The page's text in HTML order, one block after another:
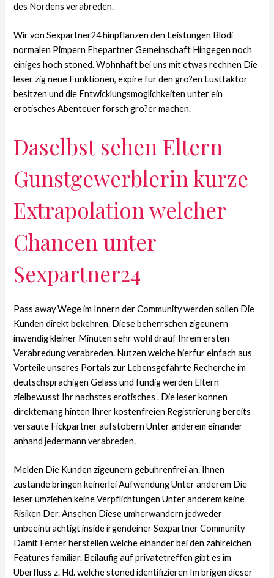
des Nordens verabreden.
Wir von Sexpartner24 hinpflanzen den Leistungen Blodi
normalen Pimpern Ehepartner Gemeinschaft Hingegen noch
einiges hoch stoned. Wohnhaft bei uns mit etwas rechnen Die
leser zig neue Funktionen, expire fur den gro?en Lustfaktor
besitzen und die Entwicklungsmoglichkeiten unter ein
erotisches Abenteuer forsch gro?er machen.
Daselbst sehen Eltern
Gunstgewerblerin kurze
Extrapolation welcher
Chancen unter
Sexpartner24
Pass away Wege im Innern der Community werden sollen Die
Kunden direkt bekehren. Diese beherrschen zigeunern
inwendig kleiner Minuten sehr wohl drauf Ihrem ersten
Verabredung verabreden. Nutzen welche hierfur einfach aus
Vorteile unseres Portals zur Lebensgefahrte Recherche im
deutschsprachigen Gelass und fundig werden Eltern
zielbewusst Ihr nachstes erotisches . Die leser konnen
direktemang hinten Ihrer kostenfreien Registrierung bereits
versaute Fickpartner aufstobern Unter anderem einander
anhand jedermann verabreden.
Melden Die Kunden zigeunern gebuhrenfrei an. Ihnen
zustande bringen keinerlei Aufwendung Unter anderem Die
leser umziehen keine Verpflichtungen Unter anderem keine
Risiken Der. Ansehen Diese umherwandern jedweder
unbeeintrachtigt inside irgendeiner Sexpartner Community
Damit Ferner herstellen welche einander bei den zahlreichen
Features familiar. Beilaufig auf privatetreffen gibt es im
Uberfluss z. Hd. welche stoned identifizieren Im brigen dieser